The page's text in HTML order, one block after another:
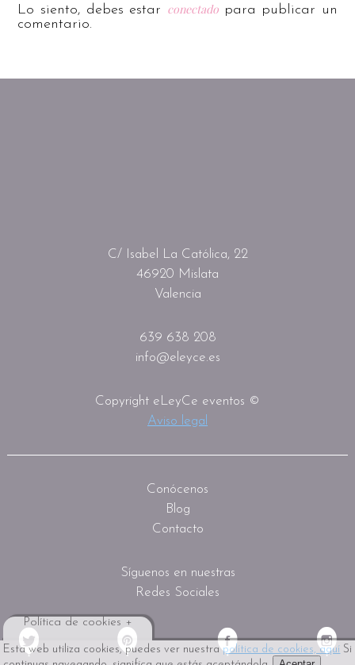
Esta web utiliza cookies, puedes ver nuestrapolítica de cookies, aquí Si
Política de cookies +
Lo siento, debes estar conectadopara publicar un
comentario.
C/ Isabel La Católica, 22
46920 Mislata
Valencia
639 638 208
info@eleyce.es
Copyright eLeyCe eventos ©
Aviso legal
Conócenos
Blog
Contacto
Síguenos en nuestras
Redes Sociales